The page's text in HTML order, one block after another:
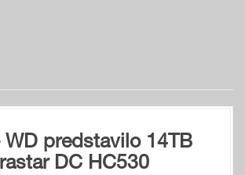
WD predstavilo 14TB
DC HC530